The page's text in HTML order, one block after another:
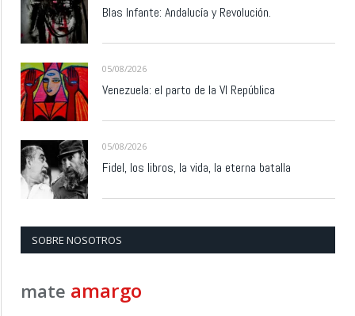
Blas Infante: Andalucía y Revolución.
05/08/2026
Venezuela: el parto de la VI República
05/08/2026
Fidel, los libros, la vida, la eterna batalla
SOBRE NOSOTROS
mate amargo